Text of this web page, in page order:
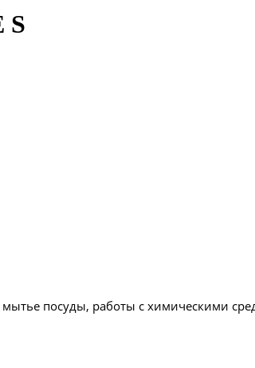
посуды, работы с химическими